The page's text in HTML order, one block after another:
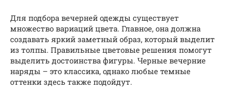
Для подбора вечерней одежды существует
множество вариаций цвета. Главное, она должна
создавать яркий заметный образ, который выделит
из толпы. Правильные цветовые решения помогут
выделить достоинства фигуры. Черные вечерние
наряды – это классика, однако любые темные
оттенки здесь также подойдут.